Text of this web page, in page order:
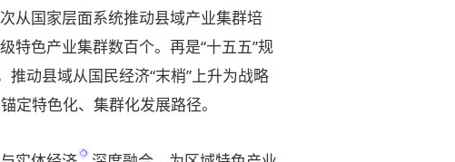
从国家层面系统推动县域产业集群培
特色产业集群数百个。再是“十五五”规
推动县域从国民经济“末梢”上升为战略
定特色化、集群化发展路径。